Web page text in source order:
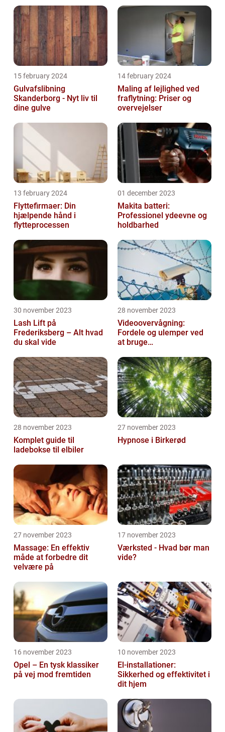
15 february 2024
Gulvafslibning
Skanderborg - Nyt liv til
dine gulve
14 february 2024
Maling af lejlighed ved
fraflytning: Priser og
overvejelser
13 february 2024
Flyttefirmaer: Din
hjælpende hånd i
flytteprocessen
01 december 2023
Makita batteri:
Professionel ydeevne og
holdbarhed
30 november 2023
Lash Lift på
Frederiksberg – Alt hvad
du skal vide
28 november 2023
Videoovervågning:
Fordele og ulemper ved
at bruge
28 november 2023
Komplet guide til
ladebokse til elbiler
27 november 2023
Hypnose i Birkerød
27 november 2023
Massage: En effektiv
måde at forbedre dit
velvære på
17 november 2023
Værksted - Hvad bør man
vide?
16 november 2023
Opel – En tysk klassiker
på vej mod fremtiden
10 november 2023
El-installationer:
Sikkerhed og effektivitet i
dit hjem